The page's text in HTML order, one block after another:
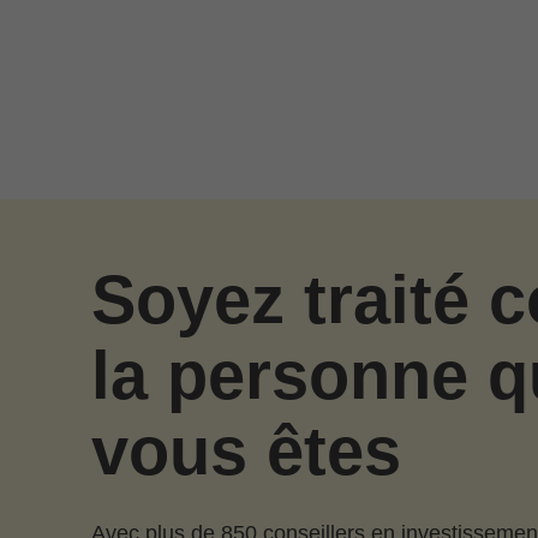
Soyez traité
la personne
vous êtes
Avec plus de 850 conseillers en